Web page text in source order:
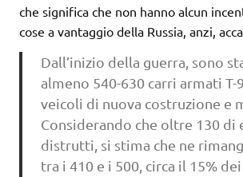
che significa che non hanno alcun
cose a vantaggio della Russia, anzi,
Dall’inizio della guerra, sono
almeno 540-630 carri armati T-
veicoli di nuova costruzione e
Considerando che oltre 130 di
distrutti, si stima che ne
tra i 410 e i 500, circa il 15%